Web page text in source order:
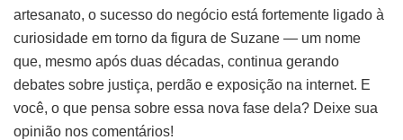
artesanato, o sucesso do negócio está fortemente ligado à
curiosidade em torno da figura de Suzane — um nome
que, mesmo após duas décadas, continua gerando
debates sobre justiça, perdão e exposição na internet. E
você, o que pensa sobre essa nova fase dela? Deixe sua
opinião nos comentários!